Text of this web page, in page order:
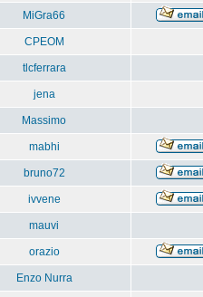
MiGra66
CPEOM
tlcferrara
jena
Massimo
mabhi
bruno72
ivvene
mauvi
orazio
Enzo Nurra